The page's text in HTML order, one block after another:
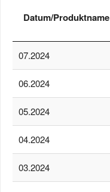
Datum/Produktname
07.2024
06.2024
05.2024
04.2024
03.2024